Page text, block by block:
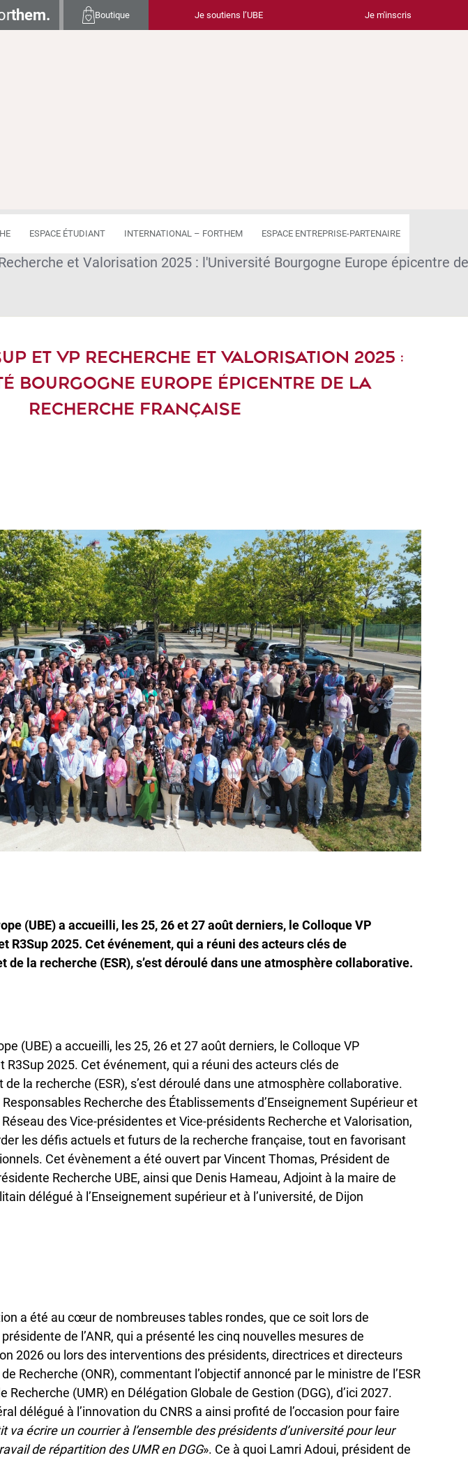
them. Boutique Je soutiens l’UBE Je m'inscris
ESPACE ÉTUDIANT INTERNATIONAL – FORTHEM ESPACE ENTREPRISE-PARTENAIRE
et Valorisation 2025 : l'Université Bourgogne Europe épicentre
ET VP RECHERCHE ET VALORISATION 2025 :
BOURGOGNE EUROPE ÉPICENTRE DE LA
RECHERCHE FRANÇAISE
(UBE) a accueilli, les 25, 26 et 27 août derniers, le Colloque VP
R3Sup 2025. Cet événement, qui a réuni des acteurs clés de
de la recherche (ESR), s’est déroulé dans une atmosphère collaborative.
(UBE) a accueilli, les 25, 26 et 27 août derniers, le Colloque VP
R3Sup 2025. Cet événement, qui a réuni des acteurs clés de
de la recherche (ESR), s’est déroulé dans une atmosphère collaborative.
Recherche des Établissements d’Enseignement Supérieur et
des Vice-présidentes et Vice-présidents Recherche et Valorisation,
les défis actuels et futurs de la recherche française, tout en favorisant
Cet évènement a été ouvert par Vincent Thomas, Président de
Recherche UBE, ainsi que Denis Hameau, Adjoint à la maire de
délégué à l’Enseignement supérieur et à l’université, de Dijon
a été au cœur de nombreuses tables rondes, que ce soit lors de
présidente de l’ANR, qui a présenté les cinq nouvelles mesures de
2026 ou lors des interventions des présidents, directrices et directeurs
Recherche (ONR), commentant l’objectif annoncé par le ministre de l’ESR
Recherche (UMR) en Délégation Globale de Gestion (DGG), d’ici 2027.
délégué à l’innovation du CNRS a ainsi profité de l’occasion pour faire
va écrire un courrier à l’ensemble des présidents d’université pour leur
de répartition des UMR en DGG». Ce à quoi Lamri Adoui, président de